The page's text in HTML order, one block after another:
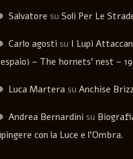
Salvatore su Soli Per Le
Carlo agosti su I Lupi
– The hornets’ nest –
Luca Marterasu Anchise
Andrea Bernardini su
con la Luce e l’Ombra.